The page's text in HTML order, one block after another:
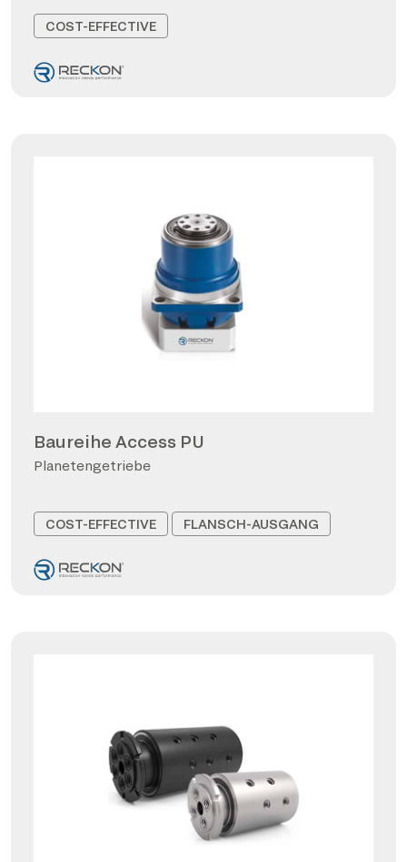
COST-EFFECTIVE
Baureihe Access PU
Planetengetriebe
COST-EFFECTIVE FLANSCH-AUSGANG